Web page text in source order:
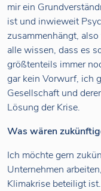
mir ein
ist und inwieweit
zusammenhängt,
alle wissen, dass es
größtenteils immer
gar kein Vorwurf, ich
Gesellschaft und
Lösung der Krise.
Was wären
Ich möchte gern
Unternehmen
Klimakrise beteiligt